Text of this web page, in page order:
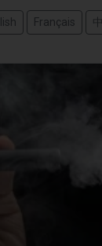
Français